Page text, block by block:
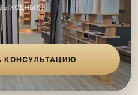
КОНСУЛЬТАЦИЮ